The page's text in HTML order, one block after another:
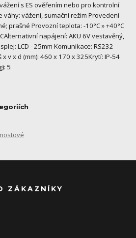
s ES ověřením nebo pro kontrolní
váhy: vážení, sumační režim Provedení
prašné Provozní teplota: -10°C » +40°C
napájení: AKU 6V vestavěný,
LCD - 25mm Komunikace: RS232
v x d (mm): 460 x 170 x 325Krytí: IP-54
5
ZÁKAZNÍKY